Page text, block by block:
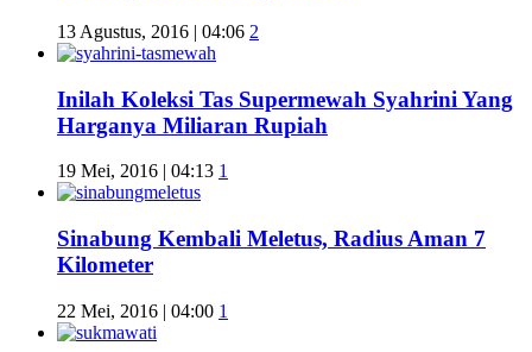
13 Agustus, 2016 | 04:06 2
Inilah Koleksi Tas Supermewah Syahrini Yang
Harganya Miliaran Rupiah
19 Mei, 2016 | 04:13 1
Sinabung Kembali Meletus, Radius Aman 7
Kilometer
22 Mei, 2016 | 04:00 1